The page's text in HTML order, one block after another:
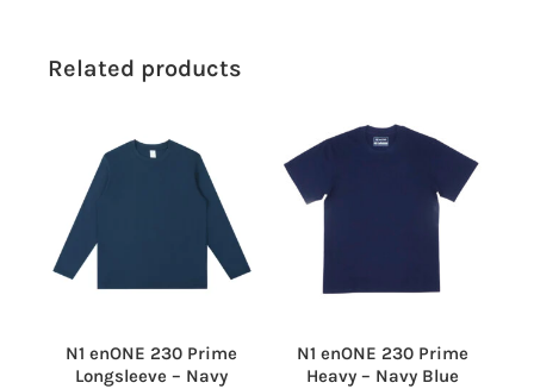
Related products
N1 enONE 230 Prime
Longsleeve – Navy
N1 enONE 230 Prime
Heavy – Navy Blue